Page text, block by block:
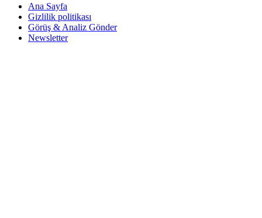
Ana Sayfa
Gizlilik politikası
Görüş & Analiz Gönder
Newsletter